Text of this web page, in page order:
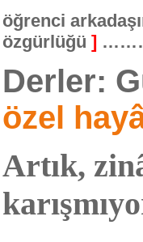
öğrenci
özgürlüğü ]
Derler:
özel
Artık,